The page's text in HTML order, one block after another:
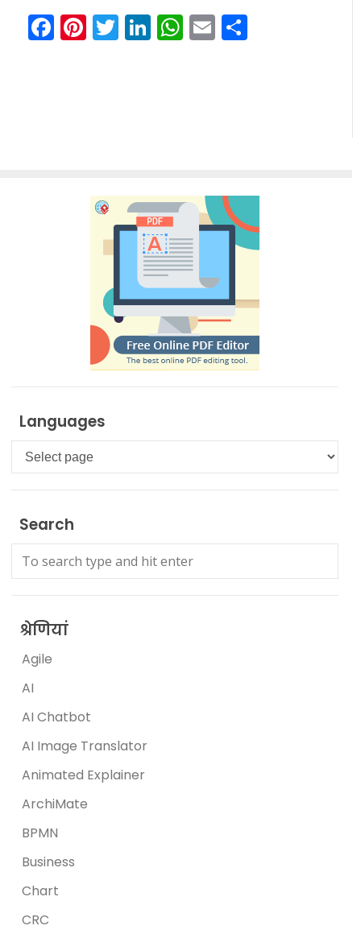
Facebook
Pinterest
Twitter
LinkedIn
WhatsApp
Email
Languages
Languages
Search
श्रेणियां
Agile
AI
AI Chatbot
AI Image Translator
Animated Explainer
ArchiMate
BPMN
Business
Chart
CRC